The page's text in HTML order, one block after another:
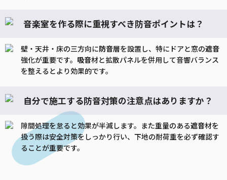
音楽室を作る際に重視すべき防音ポイントは？
壁・天井・床の三方向に防音層を設置し、特にドアと窓の遮音
強化が重要です。 吸音材と拡散パネルを併用して音響バランス
を整えるとより効果的です。
自分で施工する防音対策の注意点はありますか？
隙間処理を怠ると効果が半減します。また重量のある遮音材を
扱う際は安全対策をしっかり行い、下地の耐荷重を必ず確認す
ることが重要です。